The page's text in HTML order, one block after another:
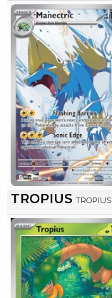
TROPIUS TROPIUS